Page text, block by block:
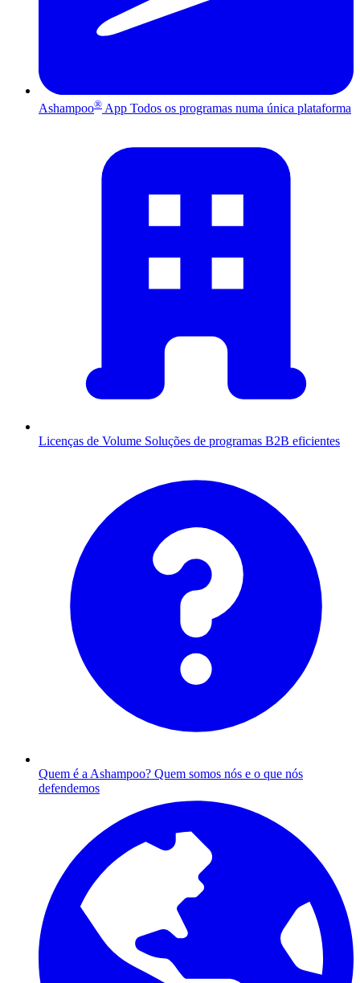
Ashampoo® App Todos os programas numa única plataforma
Licenças de Volume Soluções de programas B2B eficientes
Quem é a Ashampoo? Quem somos nós e o que nós
defendemos